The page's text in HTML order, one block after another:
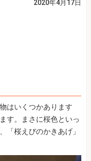
2020年4月17日
はいくつかあります
す。まさに桜色といっ
「桜えびのかきあげ」